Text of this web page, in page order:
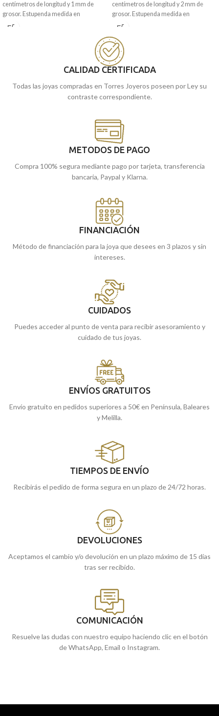
centímetros de longitud y 1 mm de
grosor. Estupenda medida en
terminación brillo, que es perfecta para
Puedes encontrarlas en nuestras
tiendas de Málaga, o si lo prefieres,
enviamos.
centímetros de longitud y 2 mm de
grosor. Estupenda medida en
terminación brillo, que es perfecta para
cruz.
Puedes encontrarlas en nuestras
tiendas de Málaga, o si lo prefieres,
enviamos.
CALIDAD CERTIFICADA
Todas las joyas compradas en Torres Joyeros poseen por Ley su
contraste correspondiente.
METODOS DE PAGO
Compra 100% segura mediante pago por tarjeta, transferencia
bancaria, Paypal y Klarna.
FINANCIACIÓN
Método de financiación para la joya que desees en 3 plazos y sin
intereses.
CUIDADOS
Puedes acceder al punto de venta para recibir asesoramiento y
cuidado de tus joyas.
ENVÍOS GRATUITOS
Envío gratuito en pedidos superiores a 50€ en Península, Baleares
y Melilla.
TIEMPOS DE ENVÍO
Recibirás el pedido de forma segura en un plazo de 24/72 horas.
DEVOLUCIONES
Aceptamos el cambio y/o devolución en un plazo máximo de 15 días
tras ser recibido.
COMUNICACIÓN
Resuelve las dudas con nuestro equipo haciendo clic en el botón
de WhatsApp, Email o Instagram.